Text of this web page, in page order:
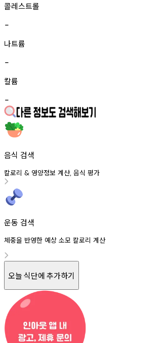
콜레스트롤
-
나트륨
-
칼륨
-
음식 검색
칼로리 & 영양정보 계산, 음식 평가
운동 검색
체중을 반영한 예상 소모 칼로리 계산
오늘 식단에 추가하기